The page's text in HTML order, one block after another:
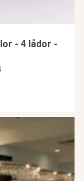
- 4 lådor -